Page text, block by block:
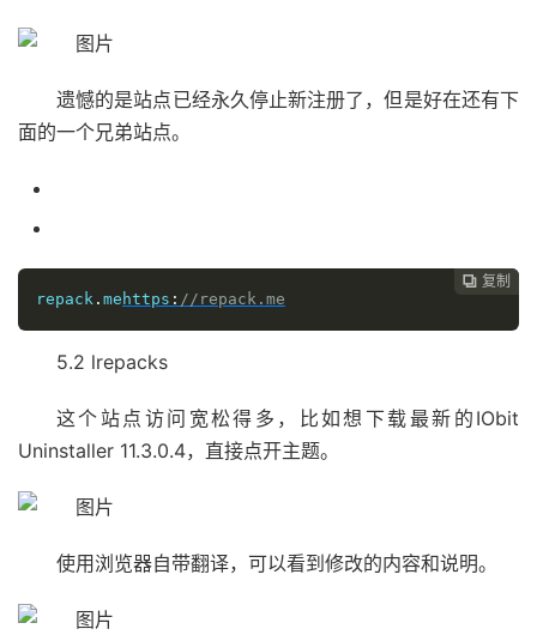
遗憾的是站点已经永久停止新注册了，但是好在还有下
面的一个兄弟站点。
 复制
repack . me https : //repack.me
5.2 lrepacks
这个站点访问宽松得多，比如想下载最新的IObit
Uninstaller 11.3.0.4，直接点开主题。
使用浏览器自带翻译，可以看到修改的内容和说明。